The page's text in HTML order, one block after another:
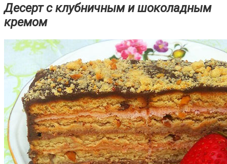
Десерт с клубничным и шоколадным
кремом